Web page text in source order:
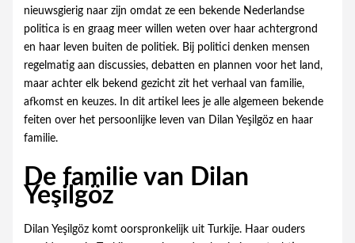
nieuwsgierig naar zijn omdat ze een bekende Nederlandse
politica is en graag meer willen weten over haar achtergrond
en haar leven buiten de politiek. Bij politici denken mensen
regelmatig aan discussies, debatten en plannen voor het land,
maar achter elk bekend gezicht zit het verhaal van familie,
afkomst en keuzes. In dit artikel lees je alle algemeen bekende
feiten over het persoonlijke leven van Dilan Yeşilgöz en haar
familie.
De familie van Dilan
Yeşilgöz
Dilan Yeşilgöz komt oorspronkelijk uit Turkije. Haar ouders